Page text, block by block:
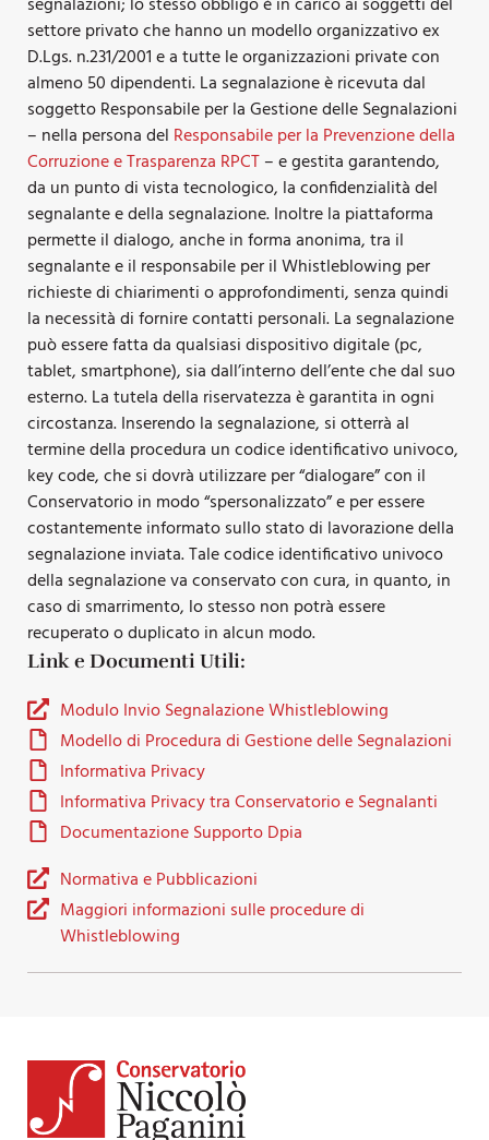
settore privato che hanno un modello organizzativo ex
D.Lgs. n.231/2001 e a tutte le organizzazioni private con
almeno 50 dipendenti. La segnalazione è ricevuta dal
soggetto Responsabile per la Gestione delle Segnalazioni
– nella persona del Responsabile per la Prevenzione della
Corruzione e Trasparenza RPCT– e gestita garantendo,
da un punto di vista tecnologico, la confidenzialità del
segnalante e della segnalazione. Inoltre la piattaforma
permette il dialogo, anche in forma anonima, tra il
segnalante e il responsabile per il Whistleblowing per
richieste di chiarimenti o approfondimenti, senza quindi
la necessità di fornire contatti personali. La segnalazione
può essere fatta da qualsiasi dispositivo digitale (pc,
tablet, smartphone), sia dall’interno dell’ente che dal suo
esterno. La tutela della riservatezza è garantita in ogni
circostanza. Inserendo la segnalazione, si otterrà al
termine della procedura un codice identificativo univoco,
key code, che si dovrà utilizzare per “dialogare” con il
Conservatorio in modo “spersonalizzato” e per essere
costantemente informato sullo stato di lavorazione della
segnalazione inviata. Tale codice identificativo univoco
della segnalazione va conservato con cura, in quanto, in
caso di smarrimento, lo stesso non potrà essere
recuperato o duplicato in alcun modo.
Link e Documenti Utili:
Modulo Invio Segnalazione Whistleblowing
Modello di Procedura di Gestione delle Segnalazioni
Informativa Privacy
Informativa Privacy tra Conservatorio e Segnalanti
Documentazione Supporto Dpia
Normativa e Pubblicazioni
Maggiori informazioni sulle procedure di
Whistleblowing